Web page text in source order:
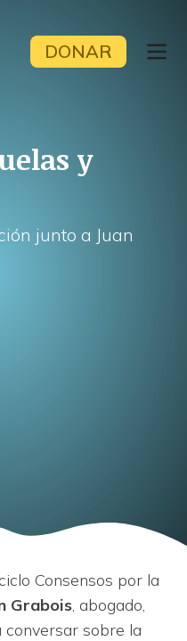
DONAR
y
junto a Juan
Consensos por la
Grabois, abogado,
conversar sobre la